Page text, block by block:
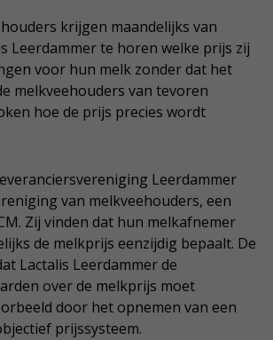
krijgen maandelijks van
Leerdammer te horen welke prijs zij
voor hun melk zonder dat het
melkveehouders van tevoren
hoe de prijs precies wordt
Leerdammer
van melkveehouders, een
Zij vinden dat hun melkafnemer
de melkprijs eenzijdig bepaalt. De
Lactalis Leerdammer de
over de melkprijs moet
door het opnemen van een
prijssysteem.